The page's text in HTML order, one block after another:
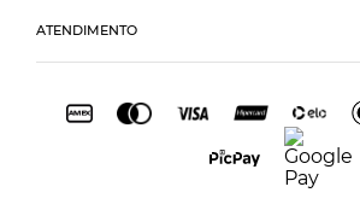
ATENDIMENTO